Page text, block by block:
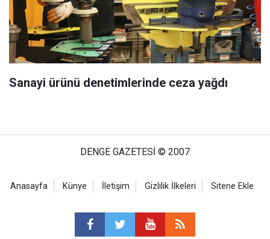
Sanayi ürünü denetimlerinde ceza yağdı
DENGE GAZETESİ © 2007
Anasayfa Künye İletişim Gizlilik İlkeleri Sitene Ekle